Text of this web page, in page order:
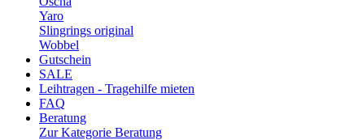
Yaro
Slingrings original
Wobbel
Gutschein
SALE
Leihtragen - Tragehilfe mieten
FAQ
Beratung
Zur Kategorie Beratung